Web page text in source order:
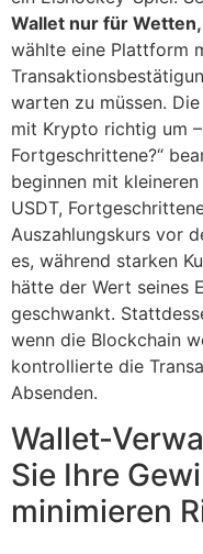
Wallet nur für
wählte eine Plattform
warten zu müssen.
mit Krypto richtig um
Fortgeschrittene?“
beginnen mit
USDT,
Auszahlungskurs vor
es, während starken
hätte der Wert seines
geschwankt.
wenn die Blockchain
kontrollierte die
Absenden.
Wallet-
Sie Ihre
minimieren